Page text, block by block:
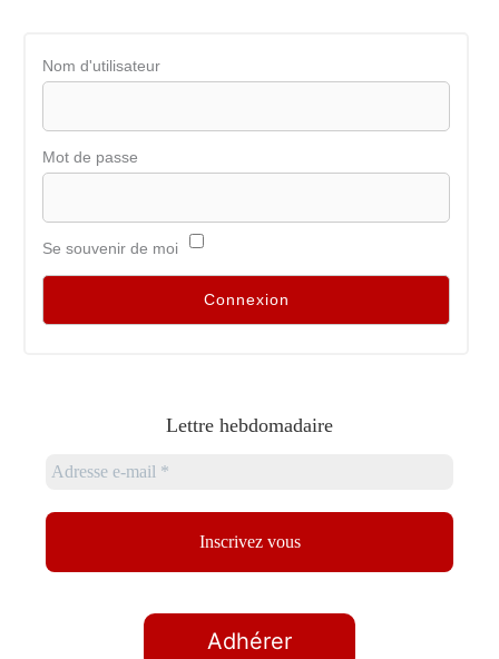
Nom d'utilisateur
Mot de passe
Se souvenir de moi
Lettre hebdomadaire
Adhérer